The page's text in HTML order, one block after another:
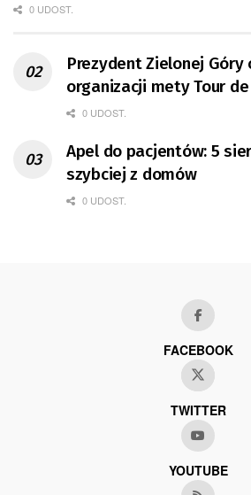
0 UDOST.
Prezydent Zielonej Góry
organizacji mety Tour
0 UDOST.
Apel do pacjentów: 5
szybciej z domów
0 UDOST.
FACEBOOK
TWITTER
YOUTUBE